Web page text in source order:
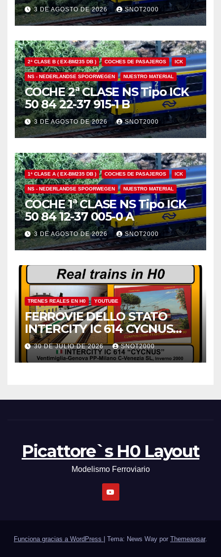
3 DE AGOSTO DE 2026 SNOT2000
2ª CLASE B ( EX-BM235 DB ) COCHES DE PASAJEROS ICK
NS - NEDERLANDSE SPOORWEGEN NUESTRO MATERIAL
COCHE 2ª CLASE NS Tipo ICK
50 84 22-37 915-1 B
3 DE AGOSTO DE 2026 SNOT2000
1ª CLASE A ( EX-BM235 DB ) COCHES DE PASAJEROS ICK
NS - NEDERLANDSE SPOORWEGEN NUESTRO MATERIAL
COCHE 1ª CLASE NS Tipo ICK
50 84 12-37 005-0 A
3 DE AGOSTO DE 2026 SNOT2000
TRENES REALES EN H0 YOUTUBE
FERROVIE DELLO STATO
INTERCITY IC 614 CYCNUS
INVERNO 2000
30 DE JULIO DE 2026 SNOT2000
Picattore`s H0 Layout
Modelismo Ferroviario
Funciona gracias a WordPress | Tema: News Way por Themeansar.